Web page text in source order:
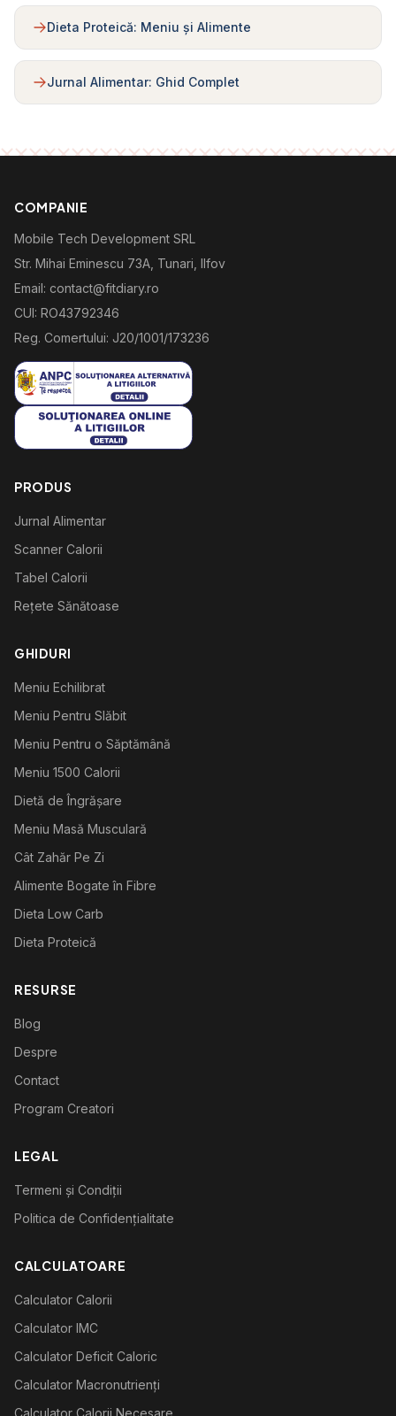
Dieta Proteică: Meniu și Alimente
Jurnal Alimentar: Ghid Complet
COMPANIE
Mobile Tech Development SRL
Str. Mihai Eminescu 73A, Tunari, Ilfov
Email: contact@fitdiary.ro
CUI: RO43792346
Reg. Comertului: J20/1001/173236
PRODUS
Jurnal Alimentar
Scanner Calorii
Tabel Calorii
Rețete Sănătoase
GHIDURI
Meniu Echilibrat
Meniu Pentru Slăbit
Meniu Pentru o Săptămână
Meniu 1500 Calorii
Dietă de Îngrășare
Meniu Masă Musculară
Cât Zahăr Pe Zi
Alimente Bogate în Fibre
Dieta Low Carb
Dieta Proteică
RESURSE
Blog
Despre
Contact
Program Creatori
LEGAL
Termeni și Condiții
Politica de Confidențialitate
CALCULATOARE
Calculator Calorii
Calculator IMC
Calculator Deficit Caloric
Calculator Macronutrienți
Calculator Calorii Necesare